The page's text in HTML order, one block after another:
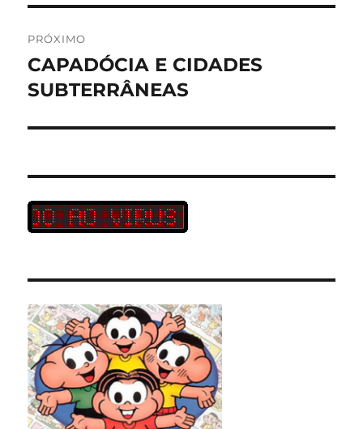
PRÓXIMO
Próximo
post:
CAPADÓCIA E CIDADES
SUBTERRÂNEAS